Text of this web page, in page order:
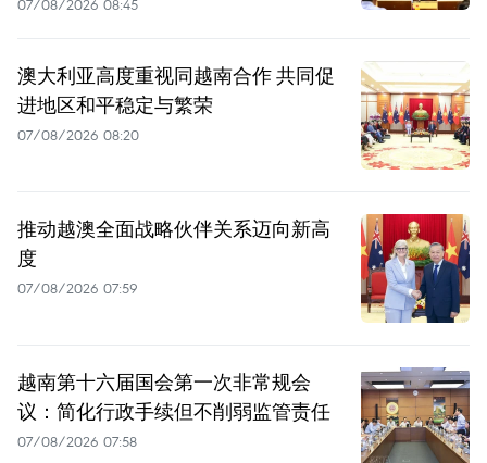
07/08/2026 08:45
澳大利亚高度重视同越南合作 共同促
进地区和平稳定与繁荣
07/08/2026 08:20
推动越澳全面战略伙伴关系迈向新高
度
07/08/2026 07:59
越南第十六届国会第一次非常规会
议：简化行政手续但不削弱监管责任
07/08/2026 07:58